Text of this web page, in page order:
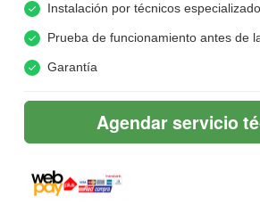
Instalación por técnicos
Prueba de funcionamiento antes de
Garantía
Agendar servicio